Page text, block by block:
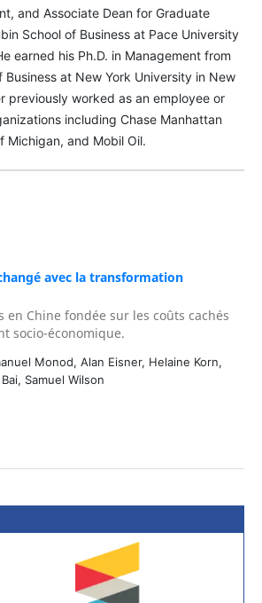
and Associate Dean for Graduate
School of Business at Pace University
earned his Ph.D. in Management from
Business at New York University in New
previously worked as an employee or
including Chase Manhattan
Michigan, and Mobil Oil.
avec la transformation
en Chine fondée sur les coûts cachés
socio-économique.
Monod, Alan Eisner, Helaine Korn,
Samuel Wilson